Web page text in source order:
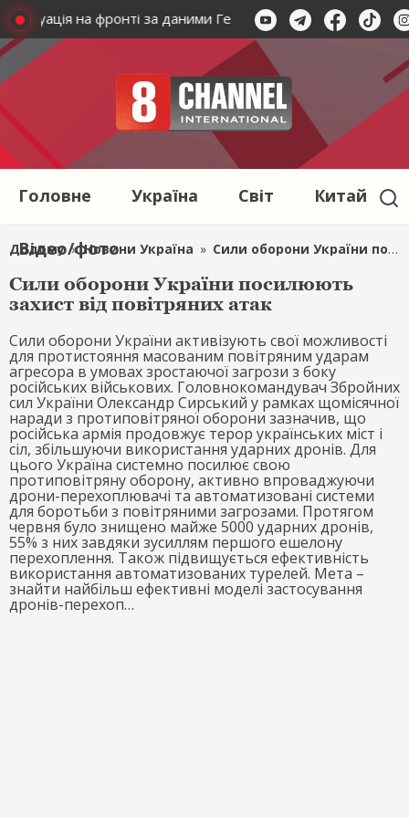
Ситуація на фронті за даними Генштабу Удар по
Головне Україна Світ Китай
Відео/фото
Додому » Новини Україна » Сили оборони України посилюють захист від повітряних атак
Сили оборони України посилюють
захист від повітряних атак
Сили оборони України активізують свої можливості
для протистояння масованим повітряним ударам
агресора в умовах зростаючої загрози з боку
російських військових. Головнокомандувач Збройних
сил України Олександр Сирський у рамках щомісячної
наради з протиповітряної оборони зазначив, що
російська армія продовжує терор українських міст і
сіл, збільшуючи використання ударних дронів. Для
цього Україна системно посилює свою
протиповітряну оборону, активно впроваджуючи
дрони-перехоплювачі та автоматизовані системи
для боротьби з повітряними загрозами. Протягом
червня було знищено майже 5000 ударних дронів,
55% з них завдяки зусиллям першого ешелону
перехоплення. Також підвищується ефективність
використання автоматизованих турелей. Мета –
знайти найбільш ефективні моделі застосування
дронів-перехоп…